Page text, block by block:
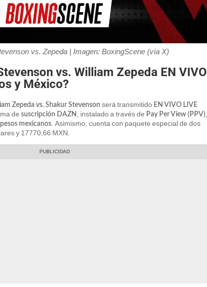
vs. Zepeda | Imagen: BoxingScene (vía X)
vs. William Zepeda EN VIVO
y México?
Zepeda vs. Shakur Stevenson será transmitido EN VIVO LIVE
de suscripción DAZN , instalado a través de Pay Per View (PPV)
mexicanos . Asimismo, cuenta con paquete especial de dos
y 17770,66 MXN.